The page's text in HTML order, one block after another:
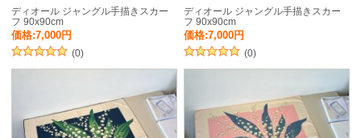
ディオール ジャングル手描きスカー
フ 90x90cm
価格:7,000円
(0)
ディオール ジャングル手描きスカー
フ 90x90cm
価格:7,000円
(0)